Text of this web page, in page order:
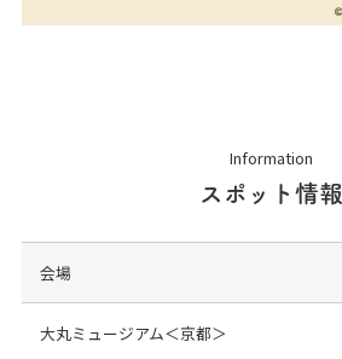
Information
スポット情報
会場
大丸ミュージアム＜京都＞